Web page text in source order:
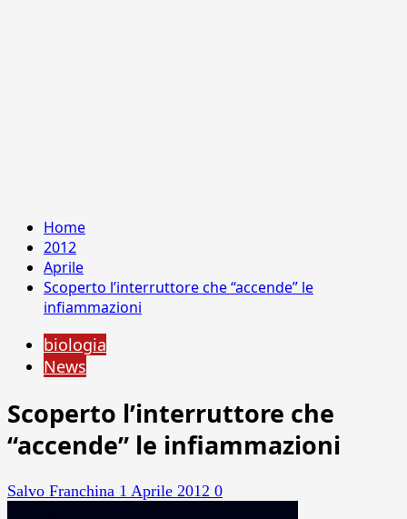
Home
2012
Aprile
Scoperto l’interruttore che “accende” le
infiammazioni
biologia
News
Scoperto l’interruttore che
“accende” le infiammazioni
Salvo Franchina 1 Aprile 2012 0